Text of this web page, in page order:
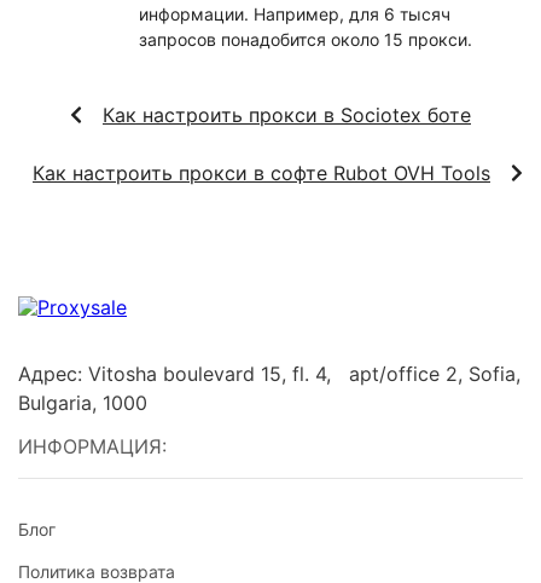
информации. Например, для 6 тысяч
запросов понадобится около 15 прокси.
Как настроить прокси в Sociotex боте
Как настроить прокси в софте Rubot OVH Tools
Адрес: Vitosha boulevard 15, fl. 4, apt/office 2, Sofia,
Bulgaria, 1000
ИНФОРМАЦИЯ:
Блог
Политика возврата